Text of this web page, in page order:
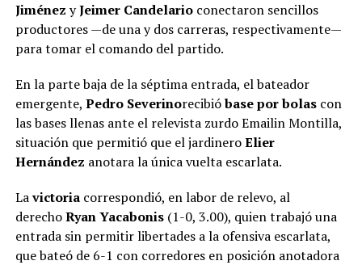
Jiménez yJeimer Candelarioconectaron sencillos
productores —de una y dos carreras, respectivamente—
para tomar el comando del partido.
En la parte baja de la séptima entrada, el bateador
emergente, Pedro Severinorecibióbase por bolascon
las bases llenas ante el relevista zurdo Emailin Montilla,
situación que permitió que el jardineroElier
Hernández anotara la única vuelta escarlata.
Lavictoriacorrespondió, en labor de relevo, al
derechoRyan Yacabonis(1-0, 3.00), quien trabajó una
entrada sin permitir libertades a la ofensiva escarlata,
que bateó de 6-1 con corredores en posición anotadora